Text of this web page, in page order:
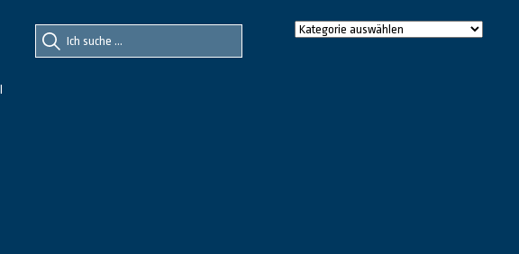
Suche
nach::
Suche
nach:
Raushier